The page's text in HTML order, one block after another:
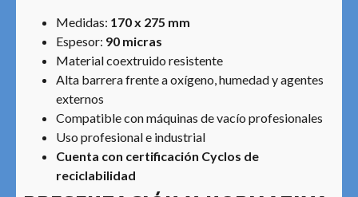
Medidas: 170 x 275 mm
Espesor: 90 micras
Material coextruido resistente
Alta barrera frente a oxígeno, humedad y agentes
externos
Compatible con máquinas de vacío profesionales
Uso profesional e industrial
Cuenta con certificación Cyclos de
reciclabilidad